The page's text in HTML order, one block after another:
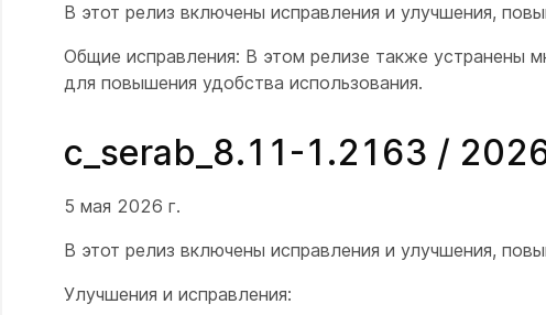
В этот релиз включены исправления и улучшения,
Общие исправления: В этом релизе также устранены
для повышения удобства использования.
c_serab_8.11-1.2163 /
5 мая 2026 г.
В этот релиз включены исправления и улучшения,
Улучшения и исправления: